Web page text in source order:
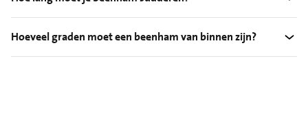
Hoeveel graden moet een beenham van binnen zijn?